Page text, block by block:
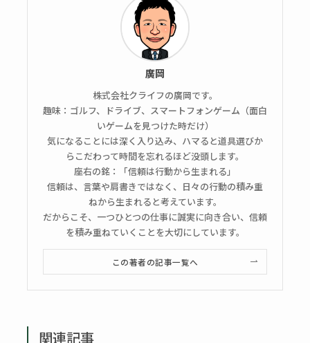
廣岡
株式会社クライフの廣岡です。
趣味：ゴルフ、ドライブ、スマートフォンゲーム（面白
いゲームを見つけた時だけ）
気になることには深く入り込み、ハマると道具選びか
らこだわって時間を忘れるほど没頭します。
座右の銘：「信頼は行動から生まれる」
信頼は、言葉や肩書きではなく、日々の行動の積み重
ねから生まれると考えています。
だからこそ、一つひとつの仕事に誠実に向き合い、信頼
を積み重ねていくことを大切にしています。
この著者の記事一覧へ
関連記事